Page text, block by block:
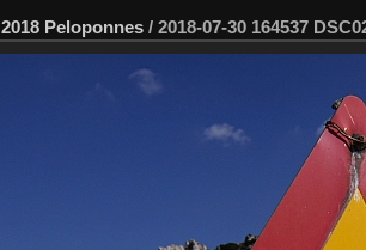
2018 Peloponnes / 2018-07-30 164537